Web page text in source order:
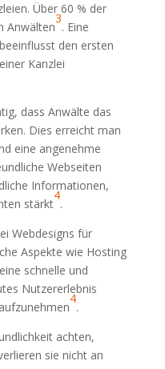
Über 60 % der
Anwälten
3
. Eine
den ersten
Kanzlei
dass Anwälte das
Dies erreicht man
eine angenehme
Webseiten
Informationen,
stärkt
4
.
Webdesigns für
Aspekte wie Hosting
schnelle und
Nutzererlebnis
4
.
achten,
sie nicht an